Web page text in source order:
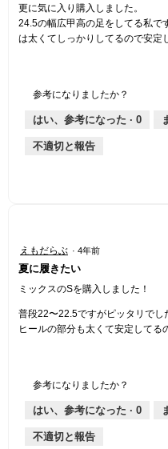
で
す。
更に気に入り購入しました。
24.5の幅広甲高の足をしてる私で
は太くてしっかりしてるので安定
参考になりましたか？
はい、参考になった · 0
不適切と報告
5
／
5
で
す。
えもだらぶ · 4年前
夏に履きたい
ミックスのSを購入しました！
普段22〜22.5ですがピッタリでし
ヒールの部分も太くて安定してる
参考になりましたか？
はい、参考になった · 0
不適切と報告